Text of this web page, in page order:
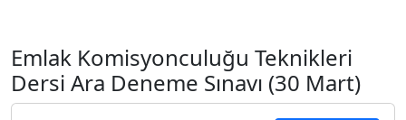
Emlak Komisyonculuğu Teknikleri
Dersi Ara Deneme Sınavı (30 Mart)